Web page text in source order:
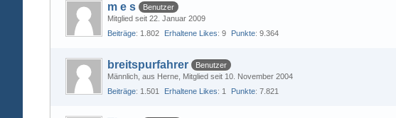
m e s
Benutzer
Mitglied seit 22. Januar 2009
Beiträge 1.802 Erhaltene Likes 9 Punkte 9.364
breitspurfahrer
Benutzer
Männlich aus Herne Mitglied seit 10. November 2004
Beiträge 1.501 Erhaltene Likes 1 Punkte 7.821